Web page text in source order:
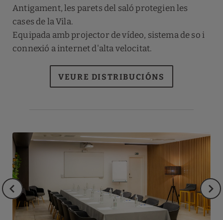
Antigament, les parets del saló protegien les
cases de la Vila.
Equipada amb projector de vídeo, sistema de so i
connexió a internet d'alta velocitat.
VEURE DISTRIBUCIÓNS